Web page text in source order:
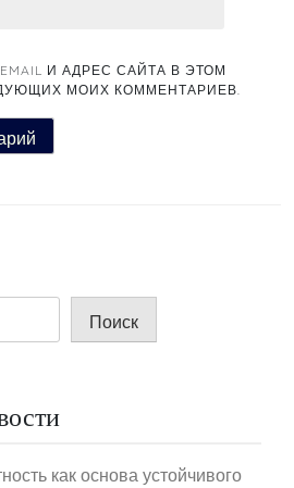
И АДРЕС САЙТА В ЭТОМ
МОИХ КОММЕНТАРИЕВ.
Поиск
как основа устойчивого